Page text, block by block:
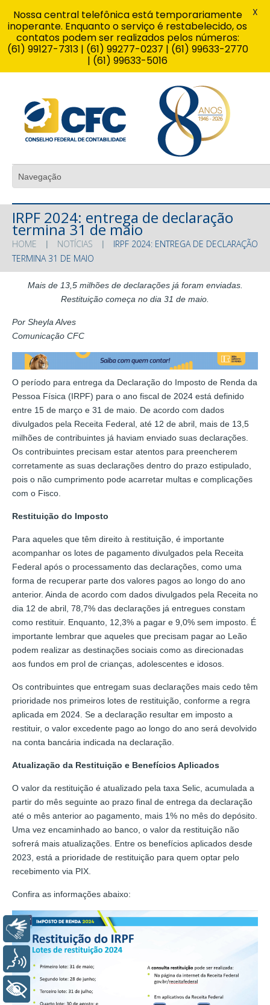
IRPF 2024: entrega de declaração
termina 31 de maio
HOME NOTÍCIAS
IRPF 2024: ENTREGA DE DECLARAÇÃO
TERMINA 31 DE MAIO
Mais de 13,5 milhões de declarações já foram enviadas.
Restituição começa no dia 31 de maio.
Por Sheyla Alves
Comunicação CFC
O período para entrega da Declaração do Imposto de Renda da
Pessoa Física (IRPF) para o ano fiscal de 2024 está definido
entre 15 de março e 31 de maio. De acordo com dados
divulgados pela Receita Federal, até 12 de abril, mais de 13,5
milhões de contribuintes já haviam enviado suas declarações.
Os contribuintes precisam estar atentos para preencherem
corretamente as suas declarações dentro do prazo estipulado,
pois o não cumprimento pode acarretar multas e complicações
com o Fisco.
Restituição do Imposto
Para aqueles que têm direito à restituição, é importante
acompanhar os lotes de pagamento divulgados pela Receita
Federal após o processamento das declarações, como uma
forma de recuperar parte dos valores pagos ao longo do ano
anterior. Ainda de acordo com dados divulgados pela Receita no
dia 12 de abril, 78,7% das declarações já entregues constam
como restituir. Enquanto, 12,3% a pagar e 9,0% sem imposto. É
importante lembrar que aqueles que precisam pagar ao Leão
podem realizar as destinações sociais como as direcionadas
aos fundos em prol de crianças, adolescentes e idosos.
Os contribuintes que entregam suas declarações mais cedo têm
prioridade nos primeiros lotes de restituição, conforme a regra
aplicada em 2024. Se a declaração resultar em imposto a
restituir, o valor excedente pago ao longo do ano será devolvido
na conta bancária indicada na declaração.
Atualização da Restituição e Benefícios Aplicados
O valor da restituição é atualizado pela taxa Selic, acumulada a
partir do mês seguinte ao prazo final de entrega da declaração
até o mês anterior ao pagamento, mais 1% no mês do depósito.
Uma vez encaminhado ao banco, o valor da restituição não
sofrerá mais atualizações. Entre os benefícios aplicados desde
2023, está a prioridade de restituição para quem optar pelo
recebimento via PIX.
Confira as informações abaixo:
Nossa central telefônica está temporariamente
inoperante. Enquanto o serviço é restabelecido, os
contatos podem ser realizados pelos números:
(61) 99127-7313 | (61) 99277-0237 | (61) 99633-2770
| (61) 99633-5016
X
Libras
+ Acessibilidade